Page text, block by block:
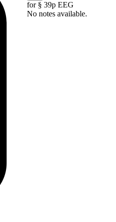
for § 39p EEG
No notes available.